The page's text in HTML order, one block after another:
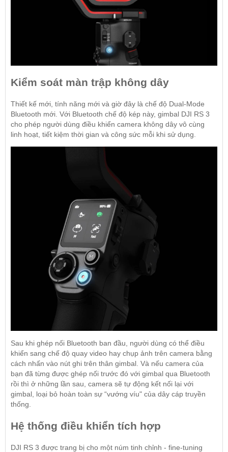
Kiểm soát màn trập không dây
Thiết kế mới, tính năng mới và giờ đây là chế độ Dual-Mode
Bluetooth mới. Với Bluetooth chế độ kép này, gimbal DJI RS 3
cho phép người dùng điều khiển camera không dây vô cùng
linh hoạt, tiết kiệm thời gian và công sức mỗi khi sử dụng.
Sau khi ghép nối Bluetooth ban đầu, người dùng có thể điều
khiển sang chế độ quay video hay chụp ảnh trên camera bằng
cách nhấn vào nút ghi trên thân gimbal. Và nếu camera của
bạn đã từng được ghép nối trước đó với gimbal qua Bluetooth
rồi thì ở những lần sau, camera sẽ tự động kết nối lại với
gimbal, loại bỏ hoàn toàn sự “vướng víu" của dây cáp truyền
thống.
Hệ thống điều khiển tích hợp
DJI RS 3 được trang bị cho một núm tinh chỉnh - fine-tuning